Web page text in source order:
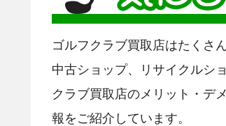
ゴルフクラブ買取店はたくさ
中古ショップ、リサイクルシ
クラブ買取店のメリット・デ
報をご紹介しています。